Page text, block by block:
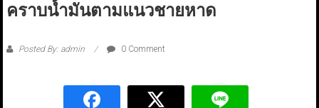
คราบน้ำมันตามแนวชายหาด
Posted By: admin 0 Comment